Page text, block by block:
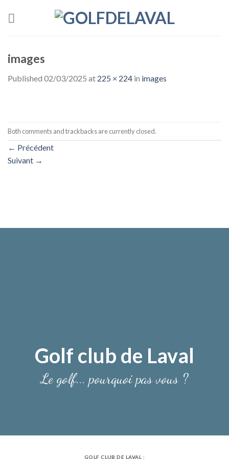
images
Published 02/03/2025 at 225 × 224 in images
Both comments and trackbacks are currently closed.
← Précédent
Suivant →
Golf club de Laval
Le golf... pourquoi pas vous ?
GOLF CLUB DE LAVAL :